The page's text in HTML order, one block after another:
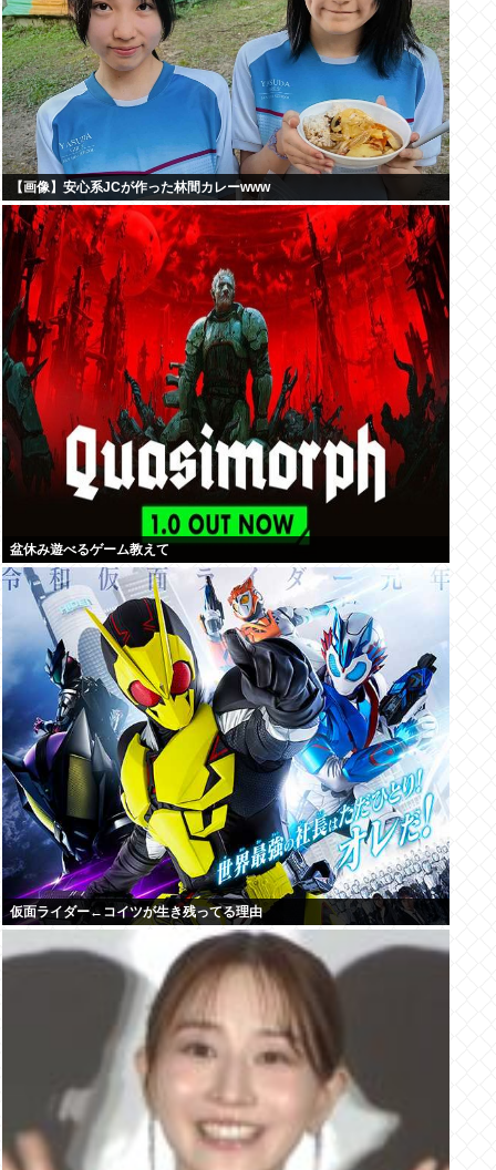
【画像】安心系JCが作った林間カレーwww
盆休み遊べるゲーム教えて
仮面ライダー←コイツが生き残ってる理由